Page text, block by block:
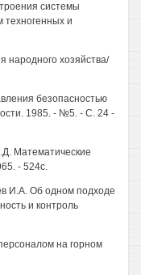
системы
техногенных и
народного хозяйства/
безопасностью
1985. - №5. - С. 24 -
Математические
- 524с.
И.А. Об одном подходе
и контроль
на горном